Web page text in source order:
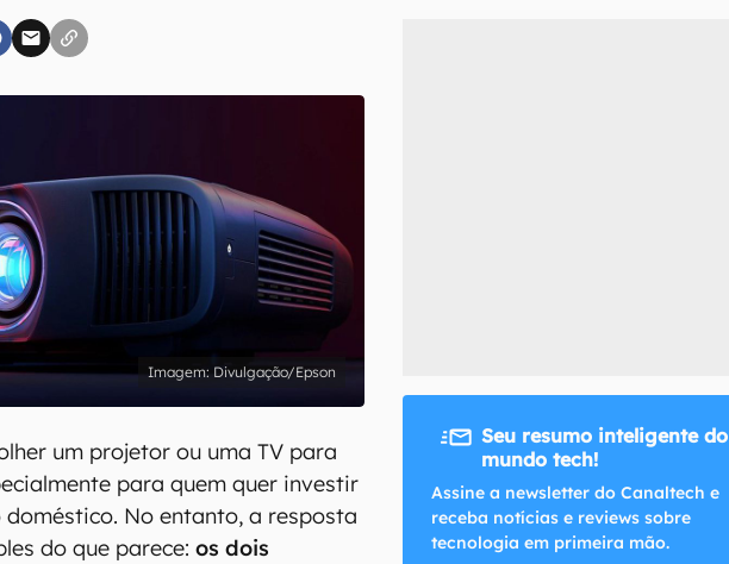
li, aceito e concordo com os Termos de Uso e Política de Privacidade do Canaltech.
Divulgação/Epson
um projetor ou uma TV para
para quem quer investir
No entanto, a resposta
do que parece:os dois
Seu resumo inteligente do
mundo tech!
Assine a newsletter do Canaltech e
receba notícias e reviews sobre
tecnologia em primeira mão.